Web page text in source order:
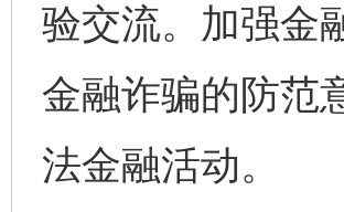
验交流。加强金
金融诈骗的防范
法金融活动。